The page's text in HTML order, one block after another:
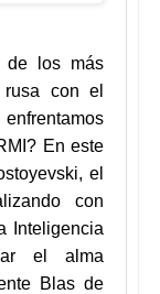
de los más
con el
En este
el
con
Inteligencia
el alma
Blas de